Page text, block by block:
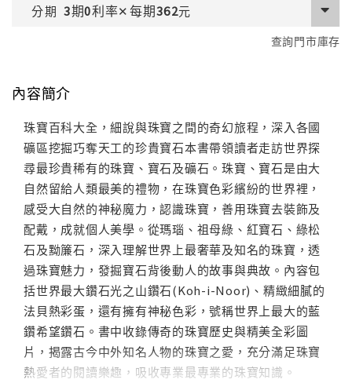
分期 3期0利率✕每期362元
查詢門市庫存
內容簡介
珠寶百科大全，細說與珠寶之間的奇幻旅程，深入各國
礦區挖掘巧奪天工的珍貴寶石本書帶領讀者走訪世界探
尋最珍貴稀有的珠寶、寶石及礦石。珠寶、寶石是由大
自然留給人類最美的禮物，在珠寶色彩繽紛的世界裡，
感受大自然的神秘魔力，認識珠寶，善用珠寶去裝飾及
配戴，成就個人美學。從瑪瑙、祖母綠、紅寶石、綠松
石及黝簾石，深入理解世界上最奢華及知名的珠寶，透
過珠寶魅力，發掘寶石背後動人的故事與典故。內容包
括世界最大鑽石光之山鑽石(Koh-i-Noor)、精緻細膩的
法貝熱彩蛋，還有擁有神秘色彩，號稱世界上最大的藍
鑽希望鑽石。書中收錄傳奇的珠寶歷史與精美全彩圖
片，揭露古今中外知名人物的珠寶之愛，充分滿足珠寶
熱愛者的閱讀樂趣，吸收專業最專業的珠寶知識。